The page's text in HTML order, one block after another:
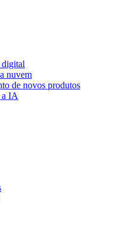
digital
nuvem
de novos produtos
a IA